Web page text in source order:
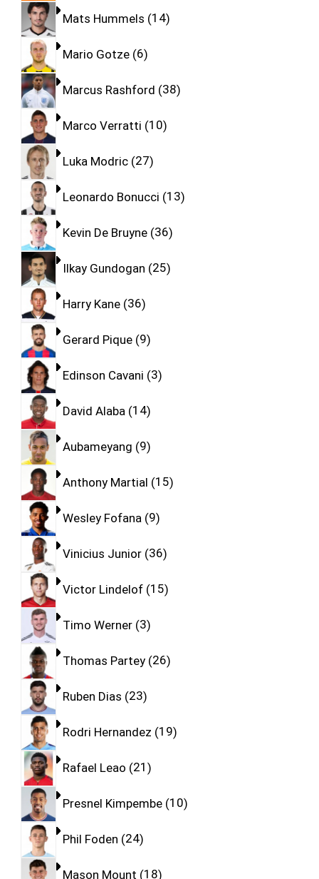
Mats Hummels 14
Mario Gotze 6
Marcus Rashford 38
Marco Verratti 10
Luka Modric 27
Leonardo Bonucci 13
Kevin De Bruyne 36
Ilkay Gundogan 25
Harry Kane 36
Gerard Pique 9
Edinson Cavani 3
David Alaba 14
Aubameyang 9
Anthony Martial 15
Wesley Fofana 9
Vinicius Junior 36
Victor Lindelof 15
Timo Werner 3
Thomas Partey 26
Ruben Dias 23
Rodri Hernandez 19
Rafael Leao 21
Presnel Kimpembe 10
Phil Foden 24
Mason Mount 18